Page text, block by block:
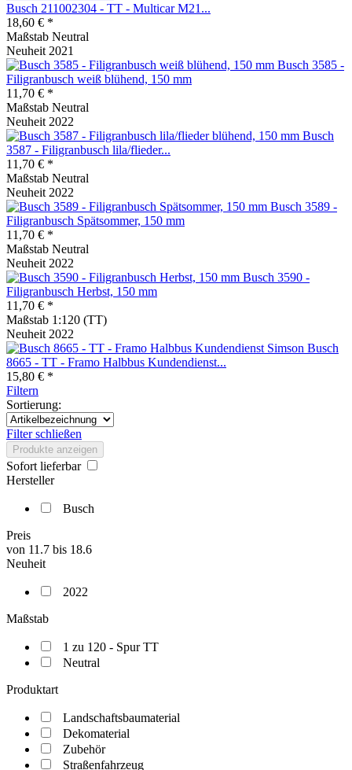
Busch 211002304 - TT - Multicar M21...
18,60 € *
Maßstab Neutral
Neuheit 2021
Busch 3585 -
Filigranbusch weiß blühend, 150 mm
11,70 € *
Maßstab Neutral
Neuheit 2022
Busch
3587 - Filigranbusch lila/flieder...
11,70 € *
Maßstab Neutral
Neuheit 2022
Busch 3589 -
Filigranbusch Spätsommer, 150 mm
11,70 € *
Maßstab Neutral
Neuheit 2022
Busch 3590 -
Filigranbusch Herbst, 150 mm
11,70 € *
Maßstab 1:120 (TT)
Neuheit 2022
Busch
8665 - TT - Framo Halbbus Kundendienst...
15,80 € *
Filtern
Sortierung:
Filter schließen
Produkte anzeigen
Sofort lieferbar
Hersteller
Busch
Preis
von 11.7 bis 18.6
Neuheit
2022
Maßstab
1 zu 120 - Spur TT
Neutral
Produktart
Landschaftsbaumaterial
Dekomaterial
Zubehör
Straßenfahrzeug